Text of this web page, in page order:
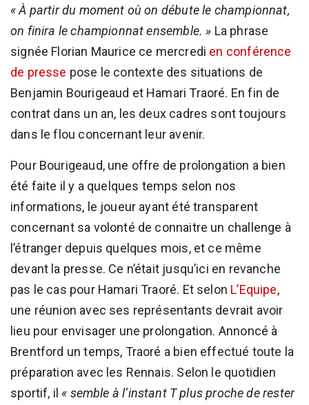
« À partir du moment où on débute le championnat,
on finira le championnat ensemble. » La phrase
signée Florian Maurice ce mercredi en conférence
de presse pose le contexte des situations de
Benjamin Bourigeaud et Hamari Traoré. En fin de
contrat dans un an, les deux cadres sont toujours
dans le flou concernant leur avenir.
Pour Bourigeaud, une offre de prolongation a bien
été faite il y a quelques temps selon nos
informations, le joueur ayant été transparent
concernant sa volonté de connaitre un challenge à
l’étranger depuis quelques mois, et ce même
devant la presse. Ce n’était jusqu’ici en revanche
pas le cas pour Hamari Traoré. Et selon L’Equipe,
une réunion avec ses représentants devrait avoir
lieu pour envisager une prolongation. Annoncé à
Brentford un temps, Traoré a bien effectué toute la
préparation avec les Rennais. Selon le quotidien
sportif, il « semble à l’instant T plus proche de rester